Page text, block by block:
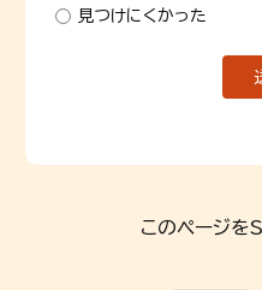
見つけにくかった
このページを